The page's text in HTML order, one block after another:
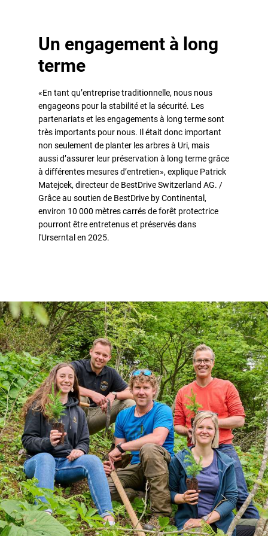
Un engagement à long
terme
«En tant qu’entreprise traditionnelle, nous nous
engageons pour la stabilité et la sécurité. Les
partenariats et les engagements à long terme sont
très importants pour nous. Il était donc important
non seulement de planter les arbres à Uri, mais
aussi d’assurer leur préservation à long terme grâce
à différentes mesures d’entretien», explique Patrick
Matejcek, directeur de BestDrive Switzerland AG. /
Grâce au soutien de BestDrive by Continental,
environ 10 000 mètres carrés de forêt protectrice
pourront être entretenus et préservés dans
l'Urserntal en 2025.